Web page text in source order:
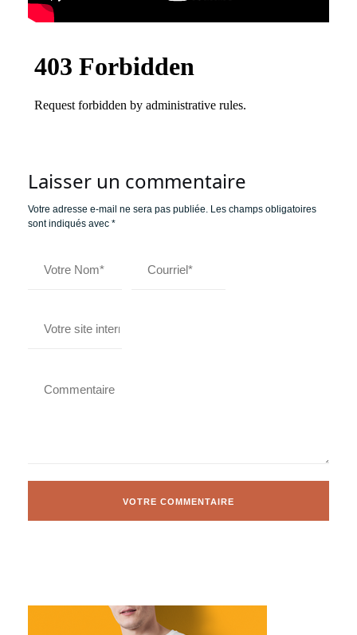
Laisser un commentaire
Votre adresse e-mail ne sera pas publiée. Les champs obligatoires
sont indiqués avec *